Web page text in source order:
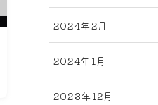
2024年2月
2024年1月
2023年12月